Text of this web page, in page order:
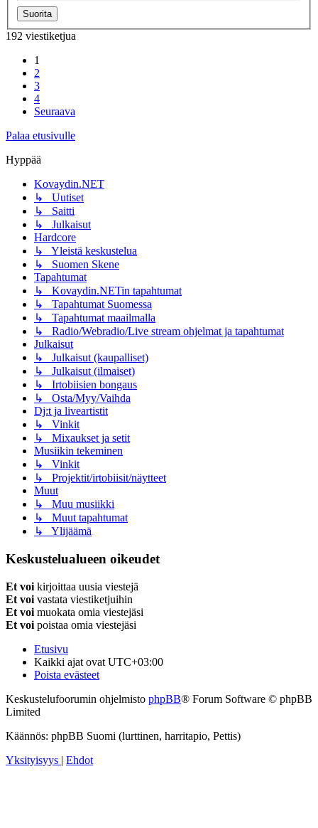
192 viestiketjua
1
2
3
4
Seuraava
Palaa etusivulle
Hyppää
Kovaydin.NET
↳ Uutiset
↳ Saitti
↳ Julkaisut
Hardcore
↳ Yleistä keskustelua
↳ Suomen Skene
Tapahtumat
↳ Kovaydin.NETin tapahtumat
↳ Tapahtumat Suomessa
↳ Tapahtumat maailmalla
↳ Radio/Webradio/Live stream ohjelmat ja tapahtumat
Julkaisut
↳ Julkaisut (kaupalliset)
↳ Julkaisut (ilmaiset)
↳ Irtobiisien bongaus
↳ Osta/Myy/Vaihda
Dj:t ja liveartistit
↳ Vinkit
↳ Mixaukset ja setit
Musiikin tekeminen
↳ Vinkit
↳ Projektit/irtobiisit/näytteet
Muut
↳ Muu musiikki
↳ Muut tapahtumat
↳ Ylijäämä
Keskustelualueen oikeudet
Et voi kirjoittaa uusia viestejä
Et voi vastata viestiketjuihin
Et voi muokata omia viestejäsi
Et voi poistaa omia viestejäsi
Etusivu
Kaikki ajat ovat UTC+03:00
Poista evästeet
Keskustelufoorumin ohjelmisto phpBB® Forum Software © phpBB
Limited
Käännös: phpBB Suomi (lurttinen, harritapio, Pettis)
Yksityisyys | Ehdot